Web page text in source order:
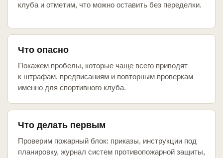
клуба и отметим, что можно оставить без переделки.
Что опасно
Покажем пробелы, которые чаще всего приводят
к штрафам, предписаниям и повторным проверкам
именно для спортивного клуба.
Что делать первым
Проверим пожарный блок: приказы, инструкции под
планировку, журнал систем противопожарной защиты,